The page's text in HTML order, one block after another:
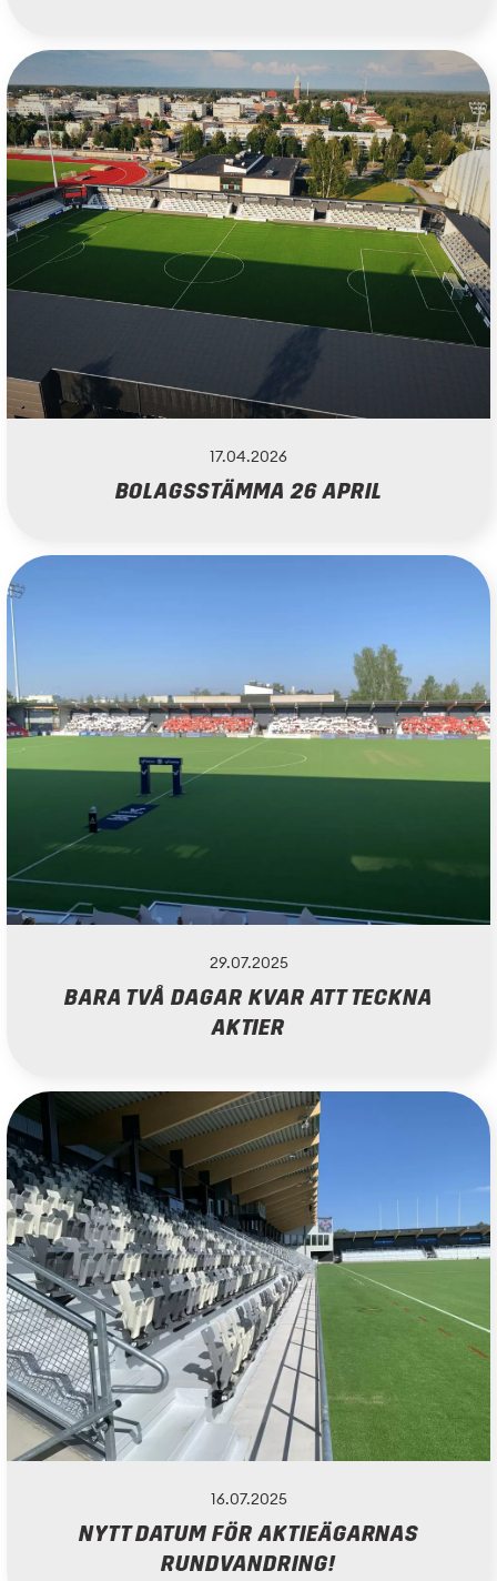
17.04.2026
BOLAGSSTÄMMA 26 APRIL
29.07.2025
BARA TVÅ DAGAR KVAR ATT TECKNA
AKTIER
16.07.2025
NYTT DATUM FÖR AKTIEÄGARNAS
RUNDVANDRING!